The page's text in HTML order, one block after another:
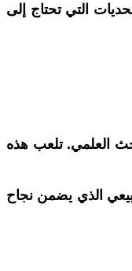
التي تحتاج إلى
العلمي. تلعب هذه
الذي يضمن نجاح